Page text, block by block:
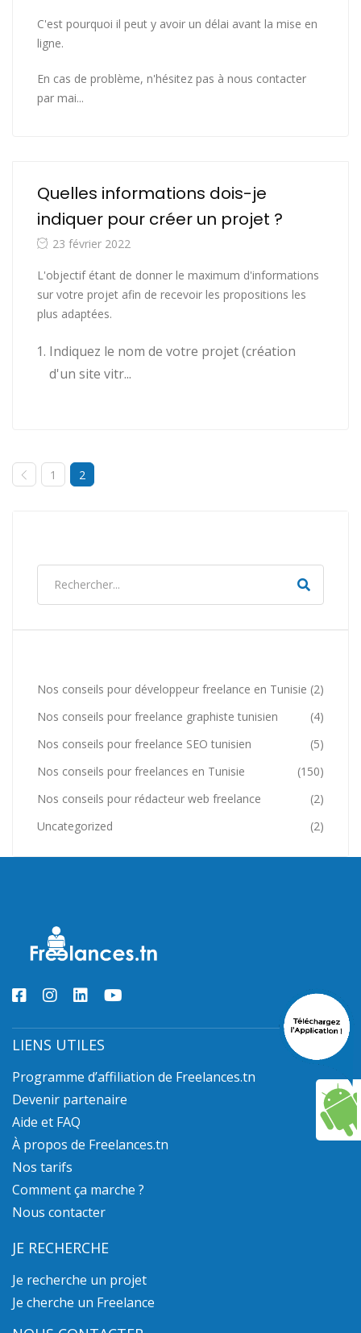
C'est pourquoi il peut y avoir un délai avant la mise en
ligne.
En cas de problème, n'hésitez pas à nous contacter
par mai...
Quelles informations dois-je
indiquer pour créer un projet ?
23 février 2022
L'objectif étant de donner le maximum d'informations
sur votre projet afin de recevoir les propositions les
plus adaptées.
Indiquez le nom de votre projet (création
d'un site vitr...
1 2
Nos conseils pour développeur freelance en Tunisie (2)
Nos conseils pour freelance graphiste tunisien
(4)
Nos conseils pour freelance SEO tunisien
(5)
Nos conseils pour freelances en Tunisie
(150)
Nos conseils pour rédacteur web freelance
(2)
Uncategorized
(2)
LIENS UTILES
Programme d’affiliation de Freelances.tn
Devenir partenaire
Aide et FAQ
À propos de Freelances.tn
Nos tarifs
Comment ça marche ?
Nous contacter
JE RECHERCHE
Je recherche un projet
Je cherche un Freelance